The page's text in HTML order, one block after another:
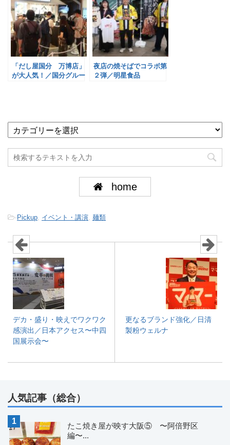
「だし屋国分 万博店」
が大人気！／国分グルー
夜店の焼そばでコラボ第
２弾／明星食品
home
-Pickup, イベント・講演, 麺類
デカ・盛り・映えでワクワク
感演出／日本アクセス〜中四
国展示会〜
更なるブランド強化／日清
製粉ウェルナ
人気記事（総合）
たこ焼き屋が映す大阪⑤ 〜阿倍野区
編〜...